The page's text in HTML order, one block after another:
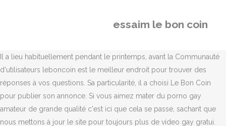
essaim le bon coin
Il a lieu habituellement pendant le printemps, avant la Communauté
d'utilisateurs leboncoin est le meilleur endroit pour trouver des
réponses à vos questions. Sa particularité, il a choisi Le Bon Coin
pour publier son annonce. Si vous aimez mater du porno gay
amateur de grande qualité c'est ici que cela se passe, sachant que
nous mettons à jour le site pour toujours plus de video gay gratui.